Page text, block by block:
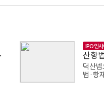
등급
IPO 인
산항
덕산
법·항